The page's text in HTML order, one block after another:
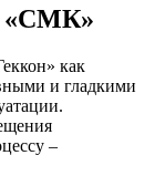
«СМК»
как
и гладкими
–